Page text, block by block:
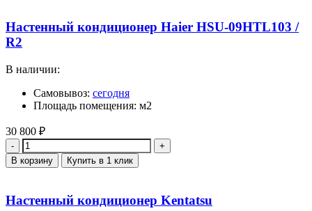
Настенный кондиционер Haier HSU-09HTL103 /
R2
В наличии:
Самовывоз: сегодня
Площадь помещения: м2
30 800 ₽
Количество
В корзину Купить в 1 клик
Настенный кондиционер Kentatsu